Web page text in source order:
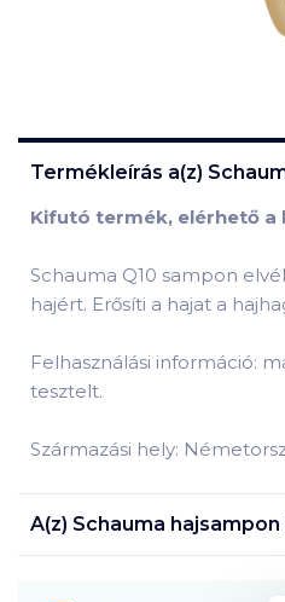
Termékleírás a(z)
Kifutó termék, elérhető a
Schauma Q10 sampon
hajért. Erősíti a hajat a
Felhasználási információ:
tesztelt.
Származási hely:
A(z) Schauma